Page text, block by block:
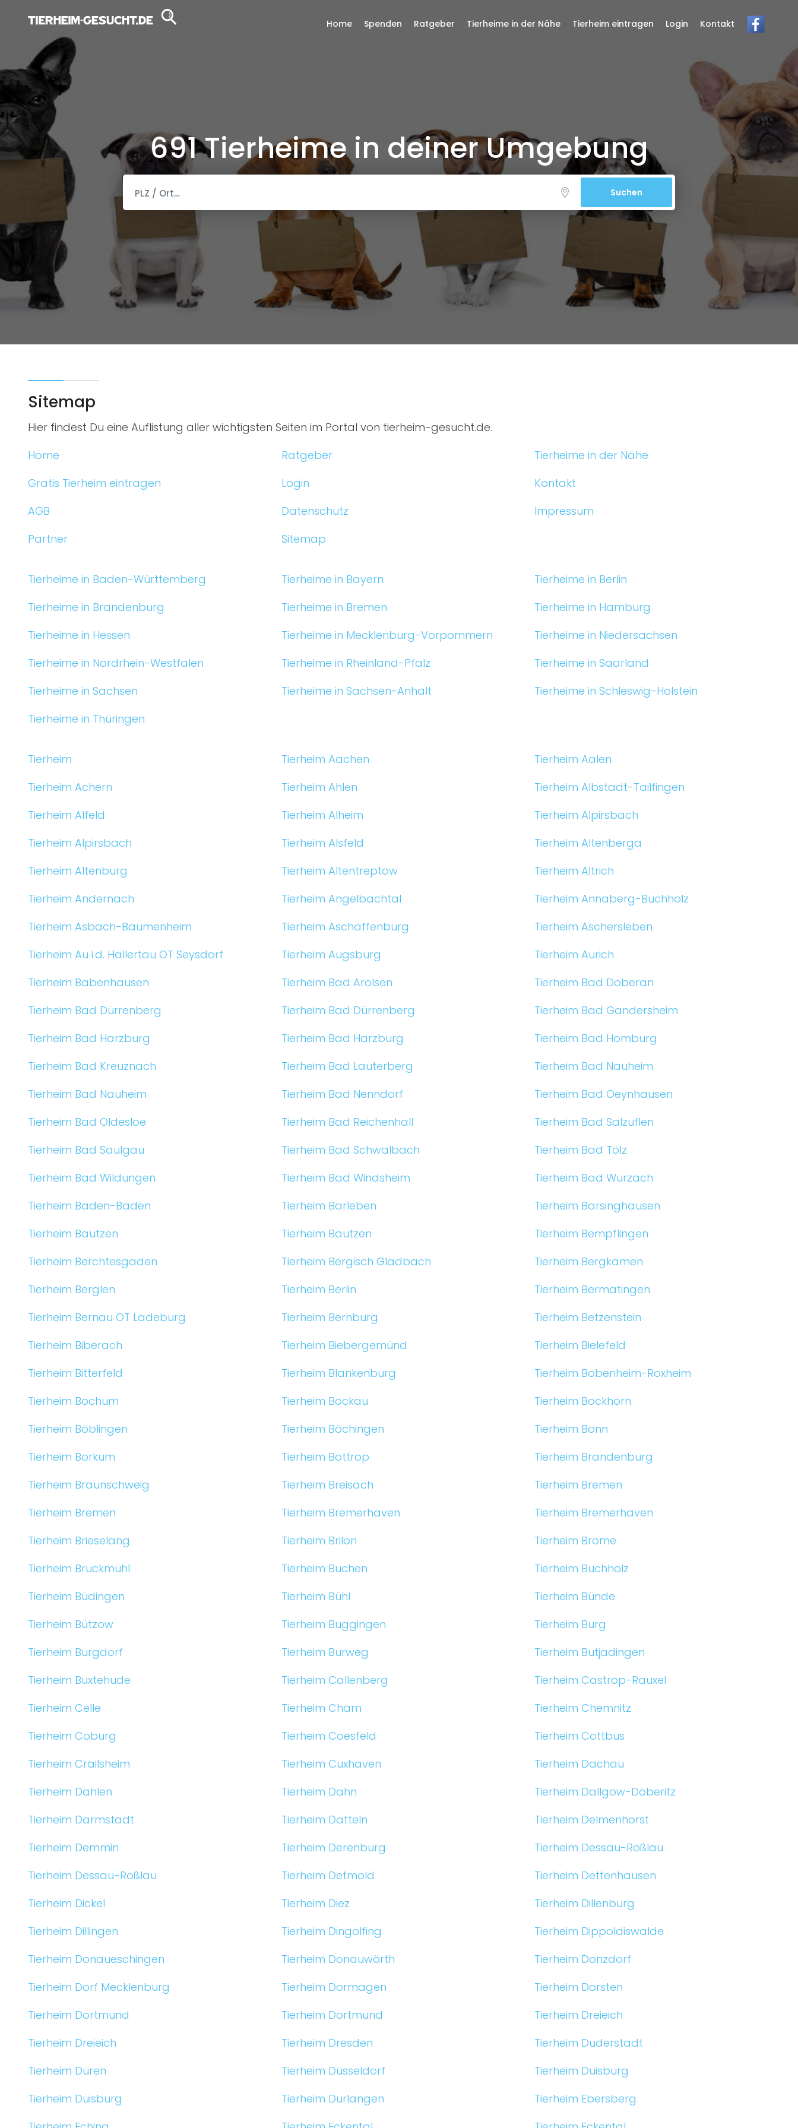
Home Spenden Ratgeber Tierheime in der Nähe Tierheim eintragen Login Kontakt
691 Tierheime in deiner Umgebung
Sitemap
Hier findest Du eine Auflistung aller wichtigsten Seiten im Portal von tierheim-gesucht.de.
Home
Ratgeber
Tierheime in der Nähe
Gratis Tierheim eintragen
Login
Kontakt
AGB
Datenschutz
Impressum
Partner
Sitemap
Tierheime in Baden-Württemberg Tierheime in Bayern
Tierheime in Berlin
Tierheime in Brandenburg
Tierheime in Bremen
Tierheime in Hamburg
Tierheime in Hessen
Tierheime in Mecklenburg-Vorpommern
Tierheime in Niedersachsen
Tierheime in Nordrhein-Westfalen
Tierheime in Rheinland-Pfalz
Tierheime in Saarland
Tierheime in Sachsen
Tierheime in Sachsen-Anhalt
Tierheime in Schleswig-Holstein
Tierheime in Thüringen
Tierheim Tierheim Aachen
Tierheim Aalen
Tierheim Achern
Tierheim Ahlen
Tierheim Albstadt-Tailfingen
Tierheim Alfeld
Tierheim Alheim
Tierheim Alpirsbach
Tierheim Alpirsbach
Tierheim Alsfeld
Tierheim Altenberga
Tierheim Altenburg
Tierheim Altentreptow
Tierheim Altrich
Tierheim Andernach
Tierheim Angelbachtal
Tierheim Annaberg-Buchholz
Tierheim Asbach-Bäumenheim
Tierheim Aschaffenburg
Tierheim Aschersleben
Tierheim Au i.d. Hallertau OT Seysdorf
Tierheim Augsburg
Tierheim Aurich
Tierheim Babenhausen
Tierheim Bad Arolsen
Tierheim Bad Doberan
Tierheim Bad Dürrenberg
Tierheim Bad Dürrenberg
Tierheim Bad Gandersheim
Tierheim Bad Harzburg
Tierheim Bad Harzburg
Tierheim Bad Homburg
Tierheim Bad Kreuznach
Tierheim Bad Lauterberg
Tierheim Bad Nauheim
Tierheim Bad Nauheim
Tierheim Bad Nenndorf
Tierheim Bad Oeynhausen
Tierheim Bad Oldesloe
Tierheim Bad Reichenhall
Tierheim Bad Salzuflen
Tierheim Bad Saulgau
Tierheim Bad Schwalbach
Tierheim Bad Tölz
Tierheim Bad Wildungen
Tierheim Bad Windsheim
Tierheim Bad Wurzach
Tierheim Baden-Baden
Tierheim Barleben
Tierheim Barsinghausen
Tierheim Bautzen
Tierheim Bautzen
Tierheim Bempflingen
Tierheim Berchtesgaden
Tierheim Bergisch Gladbach
Tierheim Bergkamen
Tierheim Berglen
Tierheim Berlin
Tierheim Bermatingen
Tierheim Bernau OT Ladeburg
Tierheim Bernburg
Tierheim Betzenstein
Tierheim Biberach
Tierheim Biebergemünd
Tierheim Bielefeld
Tierheim Bitterfeld
Tierheim Blankenburg
Tierheim Bobenheim-Roxheim
Tierheim Bochum
Tierheim Bockau
Tierheim Bockhorn
Tierheim Böblingen
Tierheim Böchingen
Tierheim Bonn
Tierheim Borkum
Tierheim Bottrop
Tierheim Brandenburg
Tierheim Braunschweig
Tierheim Breisach
Tierheim Bremen
Tierheim Bremen
Tierheim Bremerhaven
Tierheim Bremerhaven
Tierheim Brieselang
Tierheim Brilon
Tierheim Brome
Tierheim Bruckmühl
Tierheim Buchen
Tierheim Buchholz
Tierheim Büdingen
Tierheim Bühl
Tierheim Bünde
Tierheim Bützow
Tierheim Buggingen
Tierheim Burg
Tierheim Burgdorf
Tierheim Burweg
Tierheim Butjadingen
Tierheim Buxtehude
Tierheim Callenberg
Tierheim Castrop-Rauxel
Tierheim Celle
Tierheim Cham
Tierheim Chemnitz
Tierheim Coburg
Tierheim Coesfeld
Tierheim Cottbus
Tierheim Crailsheim
Tierheim Cuxhaven
Tierheim Dachau
Tierheim Dahlen
Tierheim Dahn
Tierheim Dallgow-Döberitz
Tierheim Darmstadt
Tierheim Datteln
Tierheim Delmenhorst
Tierheim Demmin
Tierheim Derenburg
Tierheim Dessau-Roßlau
Tierheim Dessau-Roßlau
Tierheim Detmold
Tierheim Dettenhausen
Tierheim Dickel
Tierheim Diez
Tierheim Dillenburg
Tierheim Dillingen
Tierheim Dingolfing
Tierheim Dippoldiswalde
Tierheim Donaueschingen
Tierheim Donauwörth
Tierheim Donzdorf
Tierheim Dorf Mecklenburg
Tierheim Dormagen
Tierheim Dorsten
Tierheim Dortmund
Tierheim Dortmund
Tierheim Dreieich
Tierheim Dreieich
Tierheim Dresden
Tierheim Duderstadt
Tierheim Düren
Tierheim Düsseldorf
Tierheim Duisburg
Tierheim Duisburg
Tierheim Durlangen
Tierheim Ebersberg